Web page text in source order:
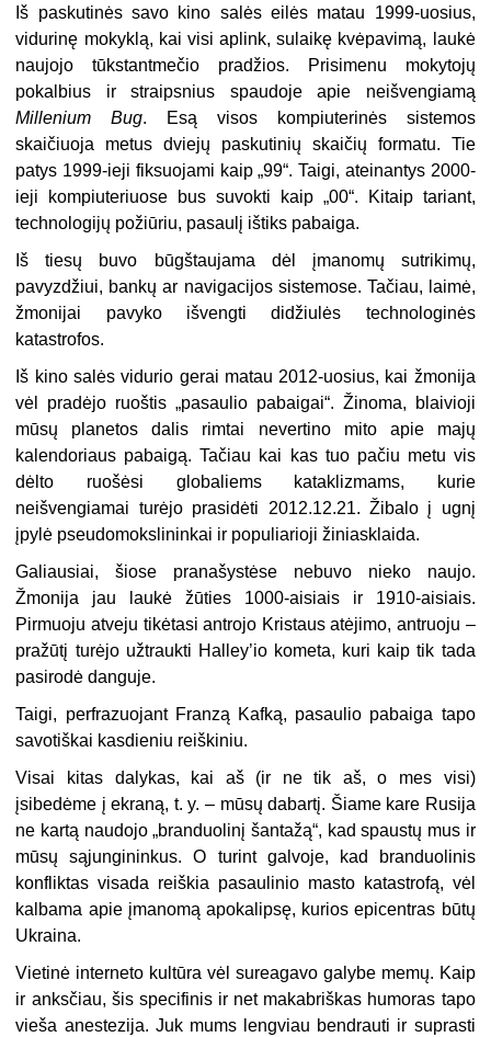
Iš paskutinės savo kino salės eilės matau 1999-uosius,
vidurinę mokyklą, kai visi aplink, sulaikę kvėpavimą, laukė
naujojo tūkstantmečio pradžios. Prisimenu mokytojų
pokalbius ir straipsnius spaudoje apie neišvengiamą
Millenium Bug. Esą visos kompiuterinės sistemos
skaičiuoja metus dviejų paskutinių skaičių formatu. Tie
patys 1999-ieji fiksuojami kaip „99“. Taigi, ateinantys 2000-
ieji kompiuteriuose bus suvokti kaip „00“. Kitaip tariant,
technologijų požiūriu, pasaulį ištiks pabaiga.
Iš tiesų buvo būgštaujama dėl įmanomų sutrikimų,
pavyzdžiui, bankų ar navigacijos sistemose. Tačiau, laimė,
žmonijai pavyko išvengti didžiulės technologinės
katastrofos.
Iš kino salės vidurio gerai matau 2012-uosius, kai žmonija
vėl pradėjo ruoštis „pasaulio pabaigai“. Žinoma, blaivioji
mūsų planetos dalis rimtai nevertino mito apie majų
kalendoriaus pabaigą. Tačiau kai kas tuo pačiu metu vis
dėlto ruošėsi globaliems kataklizmams, kurie
neišvengiamai turėjo prasidėti 2012.12.21. Žibalo į ugnį
įpylė pseudomokslininkai ir populiarioji žiniasklaida.
Galiausiai, šiose pranašystėse nebuvo nieko naujo.
Žmonija jau laukė žūties 1000-aisiais ir 1910-aisiais.
Pirmuoju atveju tikėtasi antrojo Kristaus atėjimo, antruoju –
pražūtį turėjo užtraukti Halley’io kometa, kuri kaip tik tada
pasirodė danguje.
Taigi, perfrazuojant Franzą Kafką, pasaulio pabaiga tapo
savotiškai kasdieniu reiškiniu.
Visai kitas dalykas, kai aš (ir ne tik aš, o mes visi)
įsibedėme į ekraną, t. y. – mūsų dabartį. Šiame kare Rusija
ne kartą naudojo „branduolinį šantažą“, kad spaustų mus ir
mūsų sąjungininkus. O turint galvoje, kad branduolinis
konfliktas visada reiškia pasaulinio masto katastrofą, vėl
kalbama apie įmanomą apokalipsę, kurios epicentras būtų
Ukraina.
Vietinė interneto kultūra vėl sureagavo galybe memų. Kaip
ir anksčiau, šis specifinis ir net makabriškas humoras tapo
vieša anestezija. Juk mums lengviau bendrauti ir suprasti